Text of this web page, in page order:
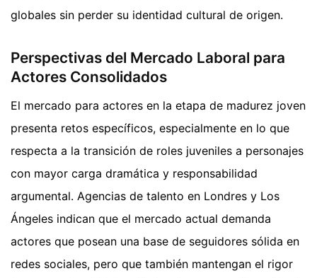
globales sin perder su identidad cultural de origen.
Perspectivas del Mercado Laboral para
Actores Consolidados
El mercado para actores en la etapa de madurez joven
presenta retos específicos, especialmente en lo que
respecta a la transición de roles juveniles a personajes
con mayor carga dramática y responsabilidad
argumental. Agencias de talento en Londres y Los
Ángeles indican que el mercado actual demanda
actores que posean una base de seguidores sólida en
redes sociales, pero que también mantengan el rigor